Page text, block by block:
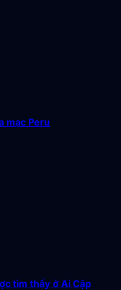
mạc Peru
tìm thấy ở Ai Cập